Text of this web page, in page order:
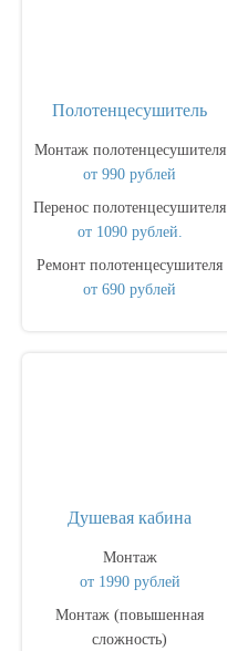
Полотенцесушитель
Монтаж полотенцесушителя
от 990 рублей
Перенос полотенцесушителя
от 1090 рублей.
Ремонт полотенцесушителя
от 690 рублей
Душевая кабина
Монтаж
от 1990 рублей
Монтаж (повышенная
сложность)